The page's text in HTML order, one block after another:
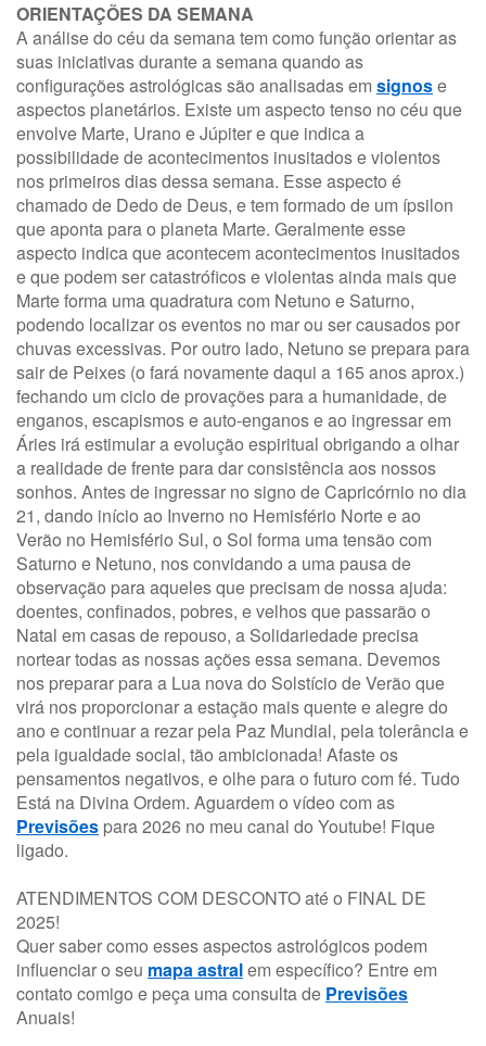
ORIENTAÇÕES DA SEMANA
A análise do céu da semana tem como função orientar as
suas iniciativas durante a semana quando as
configurações astrológicas são analisadas emsignose
aspectos planetários. Existe um aspecto tenso no céu que
envolve Marte, Urano e Júpiter e que indica a
possibilidade de acontecimentos inusitados e violentos
nos primeiros dias dessa semana. Esse aspecto é
chamado de Dedo de Deus, e tem formado de um ípsilon
que aponta para o planeta Marte. Geralmente esse
aspecto indica que acontecem acontecimentos inusitados
e que podem ser catastróficos e violentas ainda mais que
Marte forma uma quadratura com Netuno e Saturno,
podendo localizar os eventos no mar ou ser causados por
chuvas excessivas. Por outro lado, Netuno se prepara para
sair de Peixes (o fará novamente daqui a 165 anos aprox.)
fechando um ciclo de provações para a humanidade, de
enganos, escapismos e auto-enganos e ao ingressar em
Áries irá estimular a evolução espiritual obrigando a olhar
a realidade de frente para dar consistência aos nossos
sonhos. Antes de ingressar no signo de Capricórnio no dia
21, dando início ao Inverno no Hemisfério Norte e ao
Verão no Hemisfério Sul, o Sol forma uma tensão com
Saturno e Netuno, nos convidando a uma pausa de
observação para aqueles que precisam de nossa ajuda:
doentes, confinados, pobres, e velhos que passarão o
Natal em casas de repouso, a Solidariedade precisa
nortear todas as nossas ações essa semana. Devemos
nos preparar para a Lua nova do Solstício de Verão que
virá nos proporcionar a estação mais quente e alegre do
ano e continuar a rezar pela Paz Mundial, pela tolerância e
pela igualdade social, tão ambicionada! Afaste os
pensamentos negativos, e olhe para o futuro com fé. Tudo
Está na Divina Ordem. Aguardem o vídeo com as
Previsões para 2026 no meu canal do Youtube! Fique
ligado.
ATENDIMENTOS COM DESCONTO até o FINAL DE
2025!
Quer saber como esses aspectos astrológicos podem
influenciar o seu mapa astralem específico? Entre em
contato comigo e peça uma consulta de Previsões
Anuais!